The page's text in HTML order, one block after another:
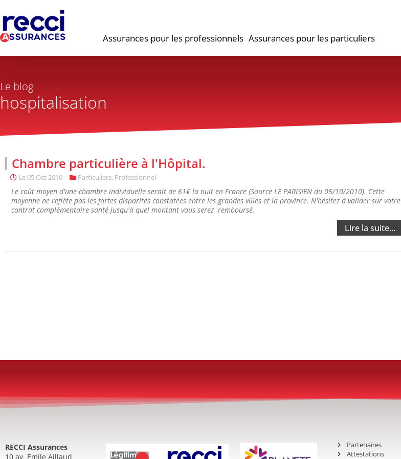
Assurances pour les professionnels Assurances pour les particuliers
Le blog
hospitalisation
Chambre particulière à l'Hôpital.
Le05 Oct 2010 Particuliers, Professionnel
Le coût moyen d'une chambre individuelle serait de 61€ la nuit en France (Source LE PARISIEN du 05/10/2010). Cette
moyenne ne reflète pas les fortes disparités constatées entre les grandes villes et la province. N'hésitez à valider sur votre
contrat complémentaire santé jusqu'à quel montant vous serez remboursé.
Lire la suite...
RECCI Assurances
10 av. Emile Aillaud
Partenaires
Attestations